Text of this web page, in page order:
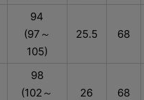
94
(97～
105)
25.5 68
98
(102～
26 68